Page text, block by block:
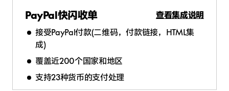
PayPal快闪收单
查看集成说明
接受PayPal付款(二维码，付款链接，HTML集
成)
覆盖近200个国家和地区
支持23种货币的支付处理